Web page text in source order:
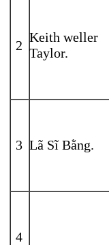
2
Keith weller
Taylor.
3 Lã Sĩ Bằng.
4